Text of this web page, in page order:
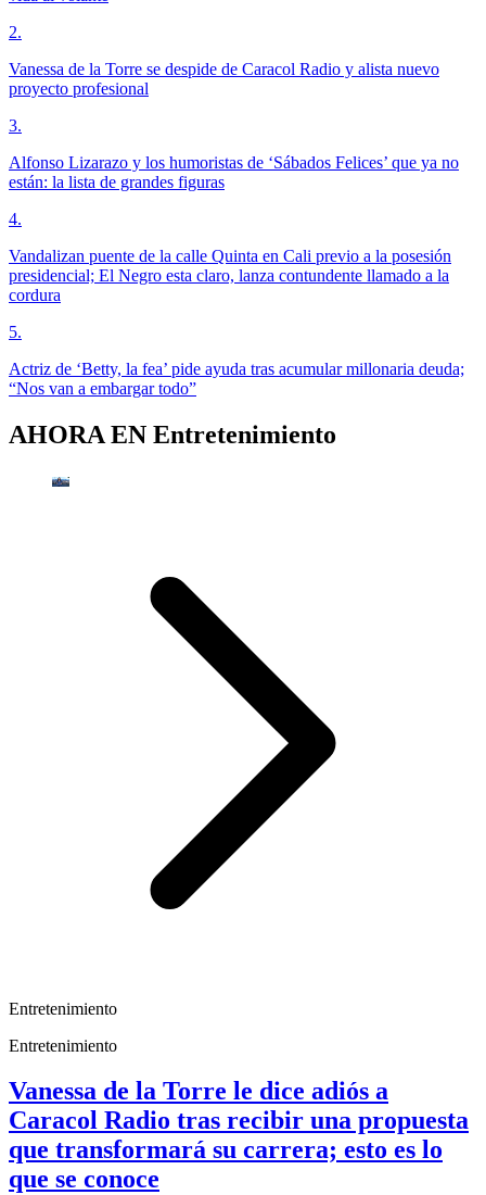
2.
Vanessa de la Torre se despide de Caracol Radio y alista nuevo
proyecto profesional
3.
Alfonso Lizarazo y los humoristas de ‘Sábados Felices’ que ya no
están: la lista de grandes figuras
4.
Vandalizan puente de la calle Quinta en Cali previo a la posesión
presidencial; El Negro esta claro, lanza contundente llamado a la
cordura
5.
Actriz de ‘Betty, la fea’ pide ayuda tras acumular millonaria deuda;
“Nos van a embargar todo”
AHORA EN Entretenimiento
Entretenimiento
Entretenimiento
Vanessa de la Torre le dice adiós a
Caracol Radio tras recibir una propuesta
que transformará su carrera; esto es lo
que se conoce